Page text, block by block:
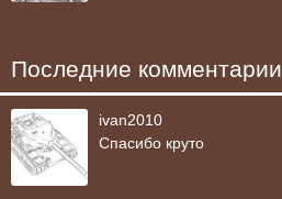
Последние комментарии
ivan2010
Спасибо круто